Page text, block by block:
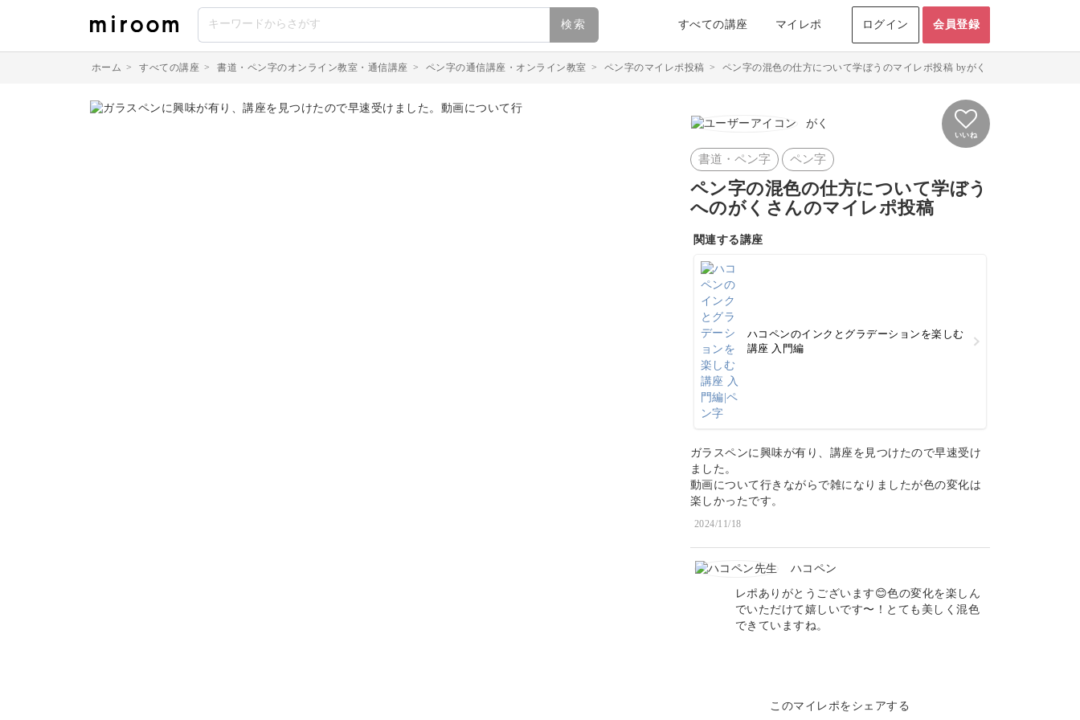
検索 すべての講座 マイレポ ログイン 会員登録
ホーム > すべての講座 > 書道・ペン字のオンライン教室・通信講座 > ペン字の通信講座・オンライン教室 > ペン字のマイレポ投稿 > ペン字の混色の仕方について学ぼうのマイレポ投稿 byがく
がく
いいね
書道・ペン字 ペン字
ペン字の混色の仕方について学ぼう
へのがくさんのマイレポ投稿
関連する講座
ハコペンのインクとグラデーションを楽しむ
講座 入門編
ガラスペンに興味が有り、講座を見つけたので早速受け
ました。
動画について行きながらで雑になりましたが色の変化は
楽しかったです。
2024/11/18
ハコペン
レポありがとうございます😊色の変化を楽しん
でいただけて嬉しいです〜！とても美しく混色
できていますね。
このマイレポをシェアする